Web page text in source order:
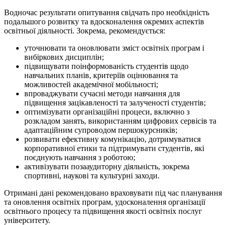
Водночас результати опитування свідчать про необхідність
подальшого розвитку та вдосконалення окремих аспектів
освітньої діяльності. Зокрема, рекомендується:
уточнювати та оновлювати зміст освітніх програм і
вибіркових дисциплін;
підвищувати поінформованість студентів щодо
навчальних планів, критеріїв оцінювання та
можливостей академічної мобільності;
впроваджувати сучасні методи навчання для
підвищення зацікавленості та залученості студентів;
оптимізувати організаційні процеси, включно з
розкладом занять, використанням цифрових сервісів та
адаптаційним супроводом першокурсників;
розвивати ефективну комунікацію, дотримуватися
корпоративної етики та підтримувати студентів, які
поєднують навчання з роботою;
активізувати позааудиторну діяльність, зокрема
спортивні, наукові та культурні заходи.
Отримані дані рекомендовано враховувати під час планування
та оновлення освітніх програм, удосконалення організації
освітнього процесу та підвищення якості освітніх послуг
університету.